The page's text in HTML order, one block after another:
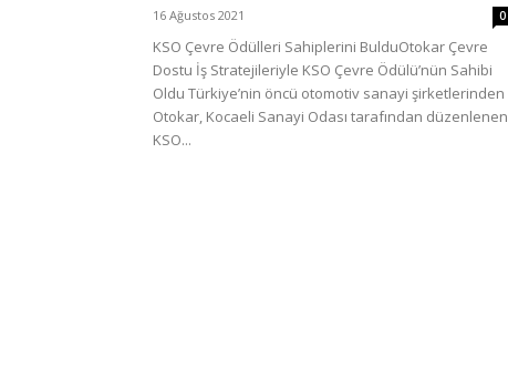
16 Ağustos 2021 0
KSO Çevre Ödülleri Sahiplerini BulduOtokar Çevre
Dostu İş Stratejileriyle KSO Çevre Ödülü’nün Sahibi
Oldu Türkiye’nin öncü otomotiv sanayi şirketlerinden
Otokar, Kocaeli Sanayi Odası tarafından düzenlenen
KSO...